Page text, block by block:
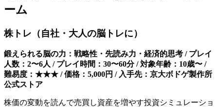
ーム
株トレ（自社・大人の脳トレに）
鍛えられる脳の力：戦略性・先読み力・経済的思考 / プレイ
人数：2〜6人 / プレイ時間：30〜60分 / 対象年齢：10歳〜 /
難易度：★★★ / 価格：5,000円 / 入手先：京大ボドゲ製作所
公式ストア
株価の変動を読んで売買し資産を増やす投資シミュレーショ